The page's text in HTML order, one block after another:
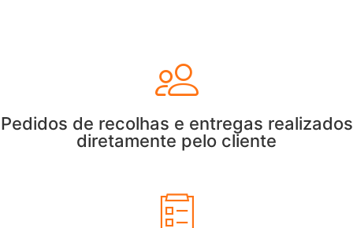
Pedidos de recolhas e entregas realizados
diretamente pelo cliente